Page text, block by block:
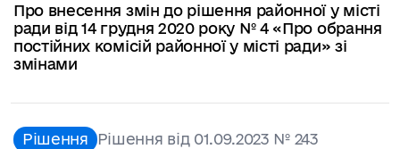
Про внесення змін до рішення районної у місті
ради від 14 грудня 2020 року № 4 «Про обрання
постійних комісій районної у місті ради» зі
змінами
Рішення Рішення від 01.09.2023 № 243